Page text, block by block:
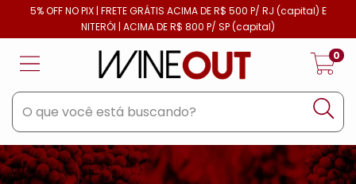
5% OFF NO PIX | FRETE GRÁTIS ACIMA DE R$ 500 P/ RJ (capital) E
NITERÓI | ACIMA DE R$ 800 P/ SP (capital)
0